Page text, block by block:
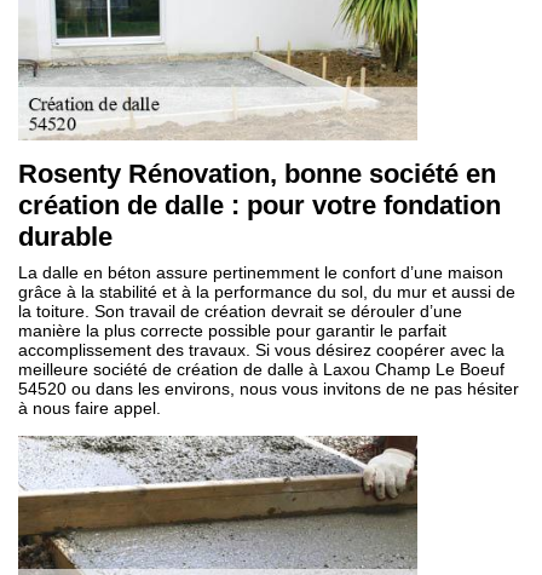
Rosenty Rénovation, bonne société en
création de dalle : pour votre fondation
durable
La dalle en béton assure pertinemment le confort d’une maison
grâce à la stabilité et à la performance du sol, du mur et aussi de
la toiture. Son travail de création devrait se dérouler d’une
manière la plus correcte possible pour garantir le parfait
accomplissement des travaux. Si vous désirez coopérer avec la
meilleure société de création de dalle à Laxou Champ Le Boeuf
54520 ou dans les environs, nous vous invitons de ne pas hésiter
à nous faire appel.